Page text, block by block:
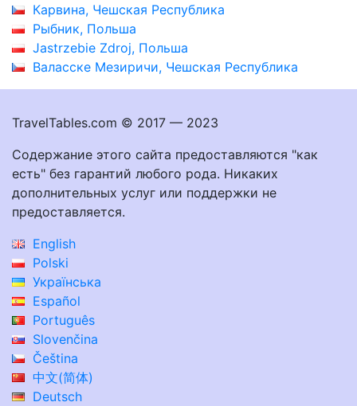
Карвина, Чешская Республика
Рыбник, Польша
Jastrzebie Zdroj, Польша
Валасске Мезиричи, Чешская Республика
TravelTables.com © 2017 — 2023
Содержание этого сайта предоставляются "как
есть" без гарантий любого рода. Никаких
дополнительных услуг или поддержки не
предоставляется.
English
Polski
Українська
Español
Português
Slovenčina
Čeština
中文(简体)
Deutsch